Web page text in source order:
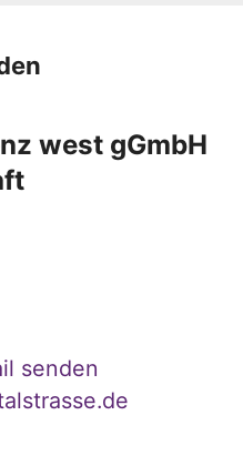
west gGmbH
senden